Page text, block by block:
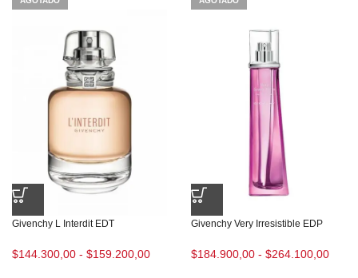
Givenchy L Interdit EDT
$144.300,00 - $159.200,00
Givenchy Very Irresistible EDP
$184.900,00 - $264.100,00